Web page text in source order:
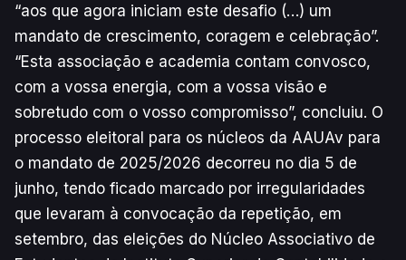
“aos que agora iniciam este desafio (…) um
mandato de crescimento, coragem e celebração”.
“Esta associação e academia contam convosco,
com a vossa energia, com a vossa visão e
sobretudo com o vosso compromisso”, concluiu. O
processo eleitoral para os núcleos da AAUAv para
o mandato de 2025/2026 decorreu no dia 5 de
junho, tendo ficado marcado por irregularidades
que levaram à convocação da repetição, em
setembro, das eleições do Núcleo Associativo de